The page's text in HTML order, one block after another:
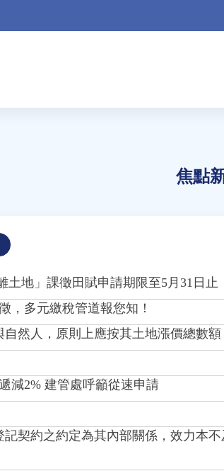
焦點
土地」課徵田賦申請期限至5月31日止
，多元繳稅管道報您知！
自然人，原則上應按其土地漲價總數
減2% 建管處呼籲從速申請
記契約之約定為其內部關係，效力本